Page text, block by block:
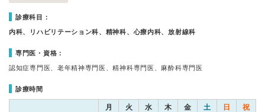
診療科目：
内科、リハビリテーション科、精神科、心療内科、放射線科
専門医・資格：
認知症専門医、老年精神専門医、精神科専門医、麻酔科専門医
診療時間
月 火 水 木 金 土 日 祝